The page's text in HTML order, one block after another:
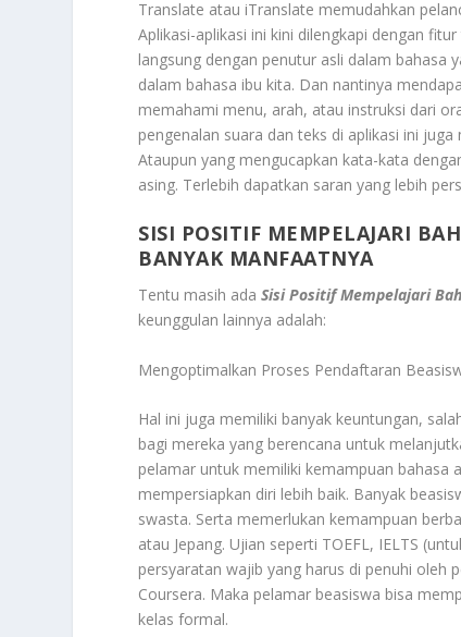
Translate atau iTranslate memudahkan
Aplikasi-aplikasi ini kini dilengkapi dengan
langsung dengan penutur asli dalam bahasa
dalam bahasa ibu kita. Dan nantinya
memahami menu, arah, atau instruksi dari
pengenalan suara dan teks di aplikasi ini
Ataupun yang mengucapkan kata-kata
asing. Terlebih dapatkan saran yang lebih
SISI POSITIF MEMPELAJARI
BANYAK MANFAATNYA
Tentu masih adaSisi Positif Mempelajari
keunggulan lainnya adalah:
Mengoptimalkan Proses Pendaftaran
Hal ini juga memiliki banyak keuntungan,
bagi mereka yang berencana untuk
pelamar untuk memiliki kemampuan bahasa
mempersiapkan diri lebih baik. Banyak
swasta. Serta memerlukan kemampuan
atau Jepang. Ujian seperti TOEFL, IELTS
persyaratan wajib yang harus di penuhi oleh
Coursera. Maka pelamar beasiswa bisa
kelas formal.